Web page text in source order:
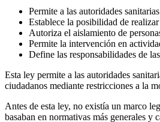
Permite a las autoridades
Establece la posibilidad de
Autoriza el aislamiento de
Permite la intervención en
Define las responsabilidades de
Esta ley permite a las autoridades
ciudadanos mediante restricciones a la
Antes de esta ley, no existía un marco
basaban en normativas más generales y